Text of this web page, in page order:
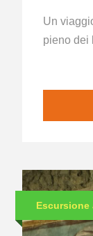
Un
pieno dei
Escursione